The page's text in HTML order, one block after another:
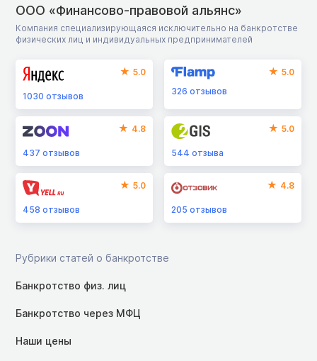
ООО «Финансово-правовой альянс»
Компания специализирующаяся исключительно на банкротстве
физических лиц и индивидуальных предпринимателей
5.0
1030 отзывов
5.0
326отзывов
4.8
437 отзывов
5.0
544отзыва
5.0
458 отзывов
4.8
205отзывов
Рубрики статей о банкротстве
Банкротство физ. лиц
Банкротство через МФЦ
Наши цены